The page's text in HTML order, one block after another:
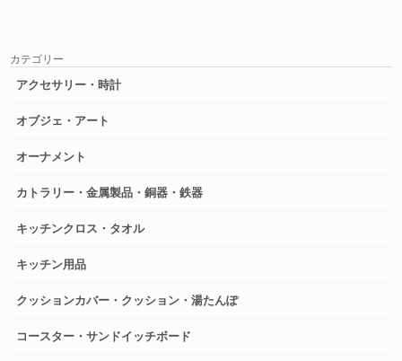
カテゴリー
アクセサリー・時計
オブジェ・アート
オーナメント
カトラリー・金属製品・銅器・鉄器
キッチンクロス・タオル
キッチン用品
クッションカバー・クッション・湯たんぽ
コースター・サンドイッチボード